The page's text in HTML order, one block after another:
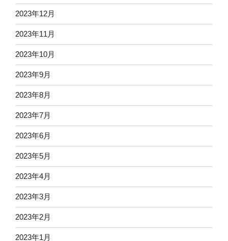
2023年12月
2023年11月
2023年10月
2023年9月
2023年8月
2023年7月
2023年6月
2023年5月
2023年4月
2023年3月
2023年2月
2023年1月